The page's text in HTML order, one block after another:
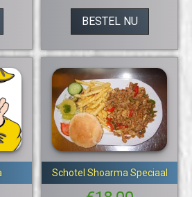
BESTEL NU
Schotel Shoarma Speciaal